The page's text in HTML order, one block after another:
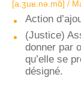
[a.ʒuʁ.nə.mɑ̃] /
Action
(Justice)
donner par
qu’elle se
désigné.